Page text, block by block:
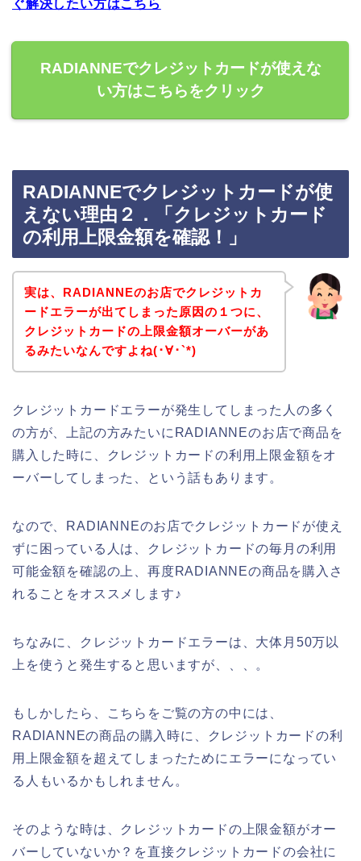
ぐ解決したい方はこちら
RADIANNEでクレジットカードが使えな
い方はこちらをクリック
RADIANNEでクレジットカードが使
えない理由２．「クレジットカード
の利用上限金額を確認！」
実は、RADIANNEのお店でクレジットカ
ードエラーが出てしまった原因の１つに、
クレジットカードの上限金額オーバーがあ
るみたいなんですよね(･∀･`*)
クレジットカードエラーが発生してしまった人の多く
の方が、上記の方みたいにRADIANNEのお店で商品を
購入した時に、クレジットカードの利用上限金額をオ
ーバーしてしまった、という話もあります。
なので、RADIANNEのお店でクレジットカードが使え
ずに困っている人は、クレジットカードの毎月の利用
可能金額を確認の上、再度RADIANNEの商品を購入さ
れることをオススメします♪
ちなみに、クレジットカードエラーは、大体月50万以
上を使うと発生すると思いますが、、、。
もしかしたら、こちらをご覧の方の中には、
RADIANNEの商品の購入時に、クレジットカードの利
用上限金額を超えてしまったためにエラーになってい
る人もいるかもしれません。
そのような時は、クレジットカードの上限金額がオー
バーしていないか？を直接クレジットカードの会社に